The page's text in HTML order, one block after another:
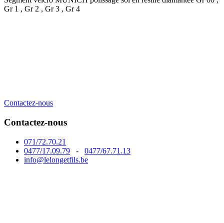
Gr 1 , Gr 2 , Gr 3 , Gr 4
Contactez-nous
Contactez-nous
071/72.70.21
0477/17.09.79 - 0477/67.71.13
info@lelongetfils.be